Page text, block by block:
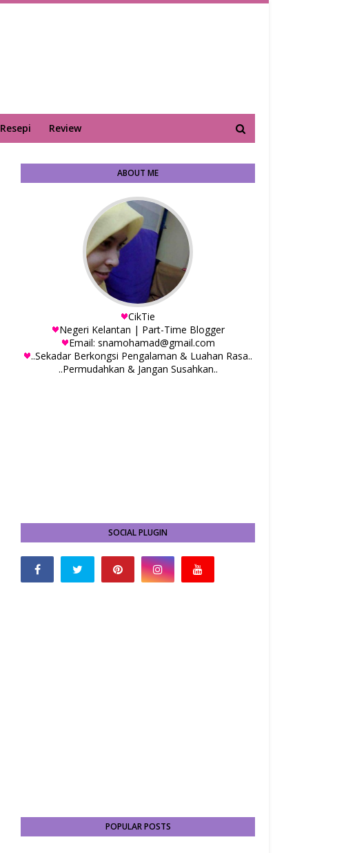
Resepi Review
ABOUT ME
CikTie
Negeri Kelantan | Part-Time Blogger
Email: snamohamad@gmail.com
..Sekadar Berkongsi Pengalaman & Luahan Rasa..
..Permudahkan & Jangan Susahkan..
SOCIAL PLUGIN
POPULAR POSTS